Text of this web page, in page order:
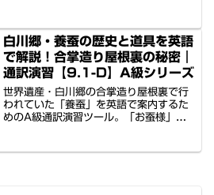
築の伝統、煙が育む「煤色」の価値まで
詳解。マンモスの群れに例えられる集落
の向きの理由など、知的好奇心を満たす
高度な英語表現を習得できます。
白川郷・養蚕の歴史と道具を英語
で解説！合掌造り屋根裏の秘密｜
通訳演習【9.1-D】A級シリーズ
世界遺産・白川郷の合掌造り屋根裏で行
われていた「養蚕」を英語で案内するた
めのA級通訳演習ツール。「お蚕様」と
て効率的な道具「まぶし」の仕組みま